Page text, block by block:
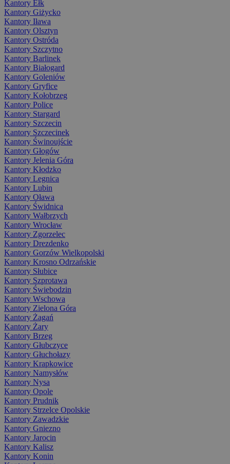
Kantory Ełk
Kantory Giżycko
Kantory Iława
Kantory Olsztyn
Kantory Ostróda
Kantory Szczytno
Kantory Barlinek
Kantory Białogard
Kantory Goleniów
Kantory Gryfice
Kantory Kołobrzeg
Kantory Police
Kantory Stargard
Kantory Szczecin
Kantory Szczecinek
Kantory Świnoujście
Kantory Głogów
Kantory Jelenia Góra
Kantory Kłodzko
Kantory Legnica
Kantory Lubin
Kantory Oława
Kantory Świdnica
Kantory Wałbrzych
Kantory Wrocław
Kantory Zgorzelec
Kantory Drezdenko
Kantory Gorzów Wielkopolski
Kantory Krosno Odrzańskie
Kantory Słubice
Kantory Szprotawa
Kantory Świebodzin
Kantory Wschowa
Kantory Zielona Góra
Kantory Żagań
Kantory Żary
Kantory Brzeg
Kantory Głubczyce
Kantory Głuchołazy
Kantory Krapkowice
Kantory Namysłów
Kantory Nysa
Kantory Opole
Kantory Prudnik
Kantory Strzelce Opolskie
Kantory Zawadzkie
Kantory Gniezno
Kantory Jarocin
Kantory Kalisz
Kantory Konin